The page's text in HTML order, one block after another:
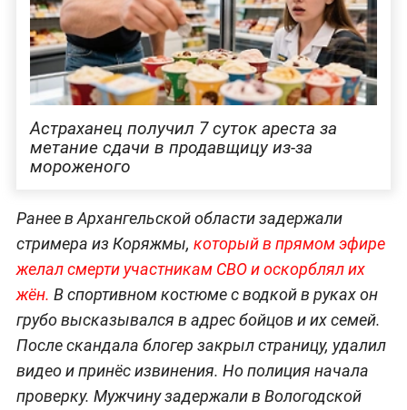
Астраханец получил 7 суток ареста за
метание сдачи в продавщицу из-за
мороженого
Ранее в Архангельской области задержали
стримера из Коряжмы, который в прямом эфире
желал смерти участникам СВО и оскорблял их
жён. В спортивном костюме с водкой в руках он
грубо высказывался в адрес бойцов и их семей.
После скандала блогер закрыл страницу, удалил
видео и принёс извинения. Но полиция начала
проверку. Мужчину задержали в Вологодской